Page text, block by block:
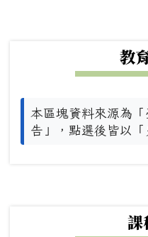
教
本區塊資料來源為
告」，點選後皆以「
課